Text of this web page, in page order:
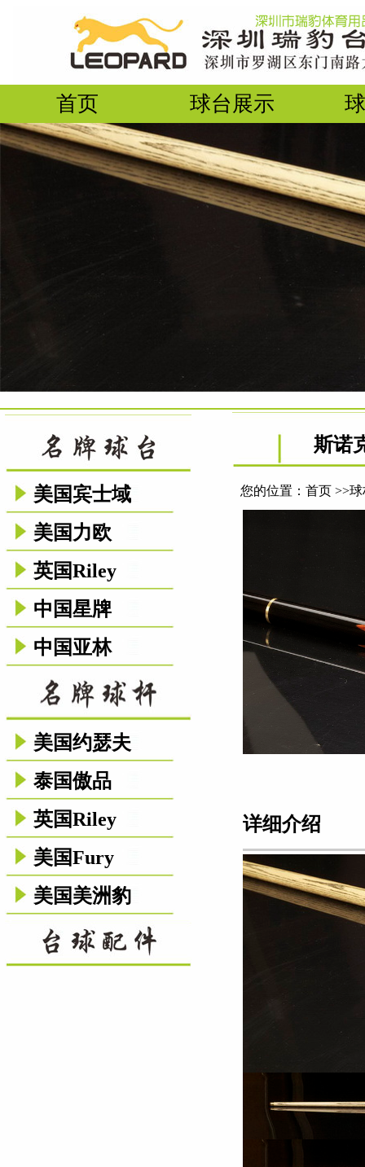
首页 球台展示
美国宾士域
美国力欧
英国Riley
中国星牌
中国亚林
美国约瑟夫
泰国傲品
英国Riley
美国Fury
美国美洲豹
斯诺
您的位置： 首页 >>球
详细介绍